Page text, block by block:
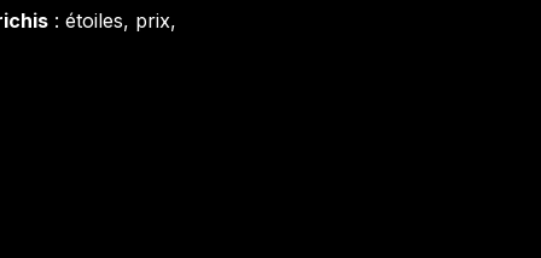
: étoiles, prix,